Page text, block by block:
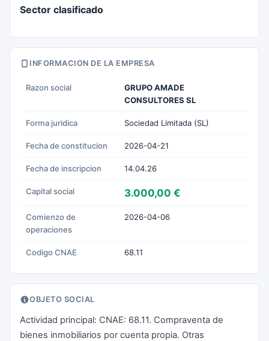
Sector clasificado
INFORMACION DE LA EMPRESA
Razon social
GRUPO AMADE
CONSULTORES SL
Forma juridica Sociedad Limitada (SL)
Fecha de constitucion 2026-04-21
Fecha de inscripcion 14.04.26
Capital social 3.000,00 €
Comienzo de
operaciones
2026-04-06
Codigo CNAE 68.11
OBJETO SOCIAL
Actividad principal: CNAE: 68.11. Compraventa de
bienes inmobiliarios por cuenta propia. Otras